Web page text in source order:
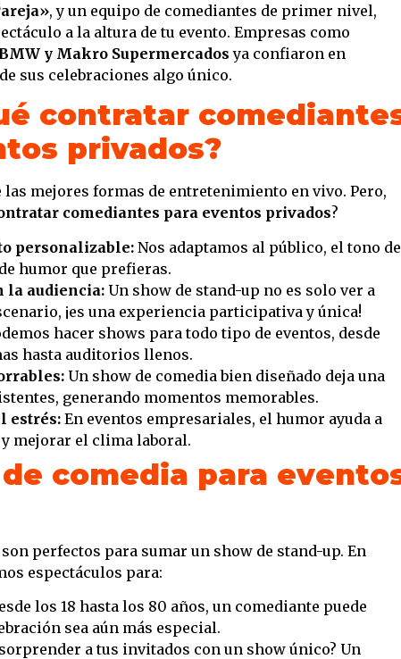
, y un equipo de comediantes de primer nivel,
a la altura de tu evento. Empresas como
y Makro Supermercados ya confiaron en
sus celebraciones algo único.
contratar
privados?
las mejores formas de entretenimiento en vivo. Pero,
comediantes para eventos privados?
personalizable: Nos adaptamos al público, el tono
humor que prefieras.
la audiencia: Un show de stand-up no es solo ver a
¡es una experiencia participativa y única!
hacer shows para todo tipo de eventos, desde
hasta auditorios llenos.
Un show de comedia bien diseñado deja una
generando momentos memorables.
estrés: En eventos empresariales, el humor ayuda a
mejorar el clima laboral.
comedia para
perfectos para sumar un show de stand-up. En
espectáculos para:
los 18 hasta los 80 años, un comediante puede
sea aún más especial.
a tus invitados con un show único? Un